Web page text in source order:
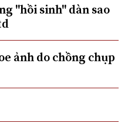
"hồi sinh" dàn sao
ảnh do chồng chụp